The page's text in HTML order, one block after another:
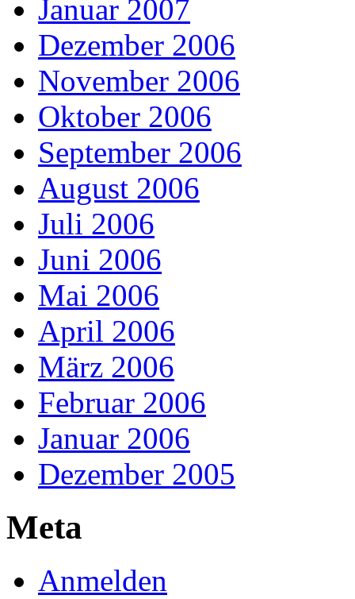
Januar 2007
Dezember 2006
November 2006
Oktober 2006
September 2006
August 2006
Juli 2006
Juni 2006
Mai 2006
April 2006
März 2006
Februar 2006
Januar 2006
Dezember 2005
Meta
Anmelden